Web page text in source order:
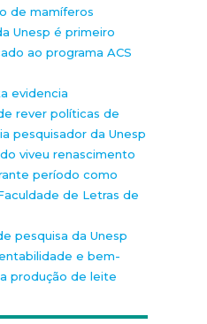
de mamíferos
Unesp é primeiro
ao programa ACS
evidencia
rever políticas de
pesquisador da Unesp
viveu renascimento
período como
de Letras de
pesquisa da Unesp
e bem-
produção de leite